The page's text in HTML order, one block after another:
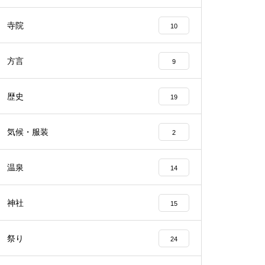
寺院 10
方言 9
歴史 19
気候・服装 2
温泉 14
神社 15
祭り 24